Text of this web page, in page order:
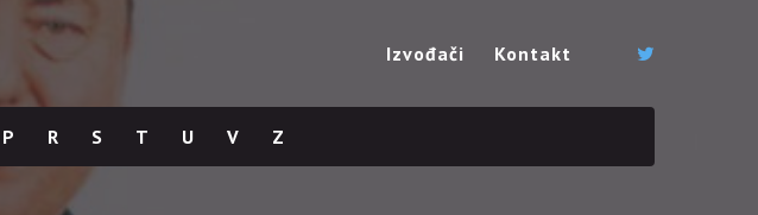
Izvođači Kontakt
P R S T U V Z